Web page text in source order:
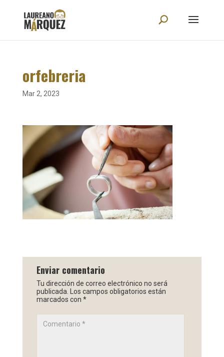
orfebreria
Mar 2, 2023
Enviar comentario
Tu dirección de correo electrónico no será
publicada.
Los campos obligatorios están
marcados con *